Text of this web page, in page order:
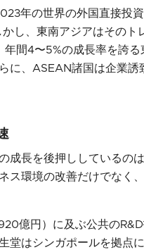
年の世界の外国直接投
し、東南アジアはそのト
間4〜5%の成長率を誇
に、ASEAN諸国は企業
成長を後押ししているの
ス環境の改善だけでなく
億円）に及ぶ公共の
堂はシンガポールを拠点